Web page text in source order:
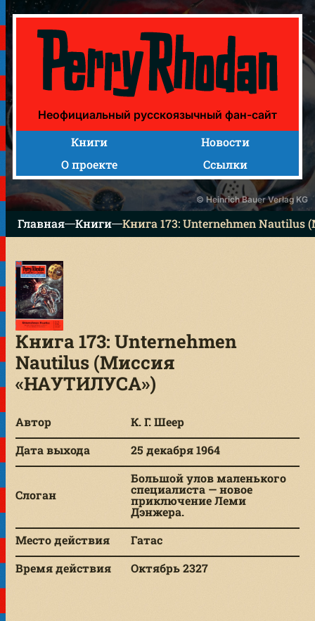
Книга 173: Unternehmen Nautilus (Миссия
Неофициальный русскоязычный фан-сайт
Книги
Новости
О проекте
Ссылки
© Heinrich Bauer Verlag KG
Главная Книги Книга 173: Unternehmen
Книга 173: Unternehmen
Nautilus (Миссия
«НАУТИЛУСА»)
Автор
К. Г. Шеер
Дата выхода
25 декабря 1964
Слоган
Большой улов маленького
специалиста — новое
приключение Леми
Дэнжера.
Место действия
Гатас
Время действия
Октябрь 2327